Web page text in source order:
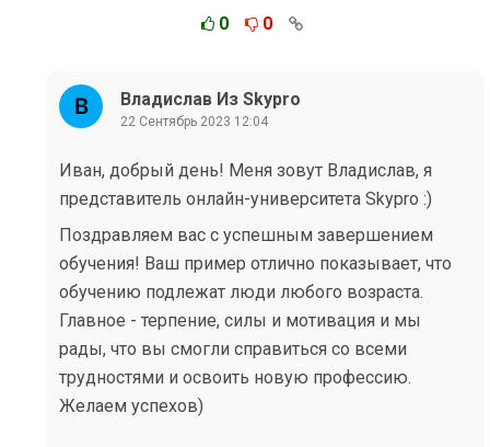
0 0
Владислав Из Skypro
22 Сентябрь 2023 12:04
Иван, добрый день! Меня зовут Владислав, я
представитель онлайн-университета Skypro :)
Поздравляем вас с успешным завершением
обучения! Ваш пример отлично показывает, что
обучению подлежат люди любого возраста.
Главное - терпение, силы и мотивация и мы
рады, что вы смогли справиться со всеми
трудностями и освоить новую профессию.
Желаем успехов)